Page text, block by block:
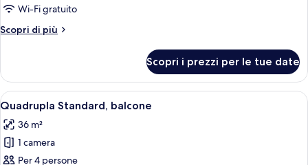
balcone,
mare
Wi-Fi gratuito
Scopri di più
Altri
Deluxe,
balcone,
vista
Scopri i prezzi per le tue date
Apri
tutte
le
foto
per
Una camera d'albergo con due letti,
4
Quadrupla Standard, balcone
36 m²
1 camera
Per 4 persone